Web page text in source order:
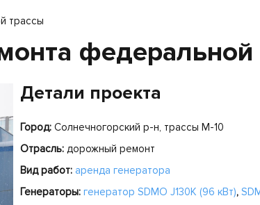
трассы
федеральной
Детали проекта
Город: Солнечногорский р-н, трассы М-10
Отрасль: дорожный ремонт
Вид работ: аренда генератора
Генераторы: генератор SDMO J130K (96 кВт),